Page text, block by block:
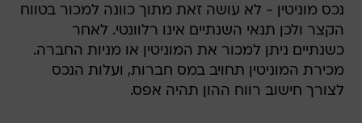
נכס מוניטין - לא עושה זאת מתוך כוונה למכור בטווח
הקצר ולכן תנאי השנתיים אינו רלוונטי. לאחר
כשנתיים ניתן למכור את המוניטין או מניות החברה.
מכירת המוניטין תחויב במס חברות, ועלות הנכס
לצורך חישוב רווח ההון תהיה אפס.